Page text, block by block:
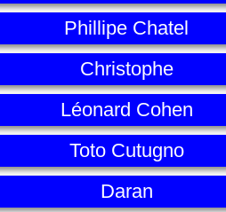
Phillipe Chatel
Christophe
Léonard Cohen
Toto Cutugno
Daran